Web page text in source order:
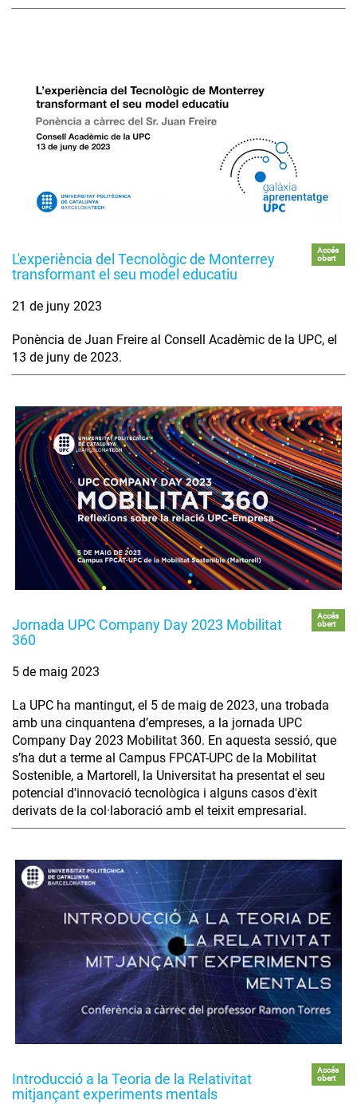
L'experiència del Tecnològic de Monterrey
transformant el seu model educatiu
Accés
obert
21 de juny 2023
Ponència de Juan Freire al Consell Acadèmic de la UPC, el
13 de juny de 2023.
Jornada UPC Company Day 2023 Mobilitat
360
Accés
obert
5 de maig 2023
La UPC ha mantingut, el 5 de maig de 2023, una trobada
amb una cinquantena d’empreses, a la jornada UPC
Company Day 2023 Mobilitat 360. En aquesta sessió, que
s’ha dut a terme al Campus FPCAT-UPC de la Mobilitat
Sostenible, a Martorell, la Universitat ha presentat el seu
potencial d'innovació tecnològica i alguns casos d'èxit
derivats de la col·laboració amb el teixit empresarial.
Introducció a la Teoria de la Relativitat
mitjançant experiments mentals
Accés
obert